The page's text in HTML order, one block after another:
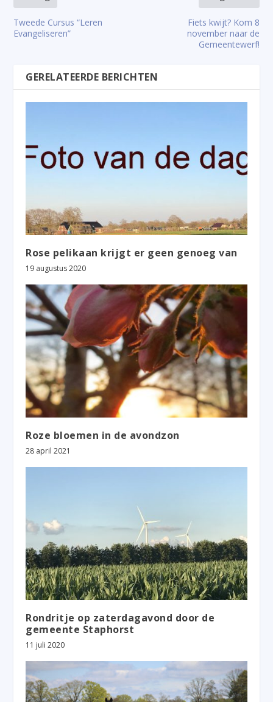
Tweede Cursus “Leren
Evangeliseren”
Fiets kwijt? Kom 8
november naar de
Gemeentewerf!
GERELATEERDE BERICHTEN
Rose pelikaan krijgt er geen genoeg van
19 augustus 2020
Roze bloemen in de avondzon
28 april 2021
Rondritje op zaterdagavond door de
gemeente Staphorst
11 juli 2020